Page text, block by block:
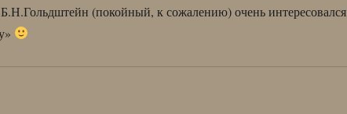
(покойный, к сожалению) очень интересовался